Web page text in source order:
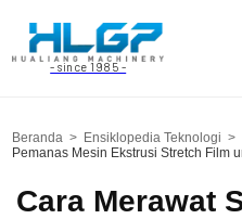
- since 1985 -
Beranda > Ensiklopedia Teknologi >
Pemanas Mesin Ekstrusi Stretch Film
Cara Merawat